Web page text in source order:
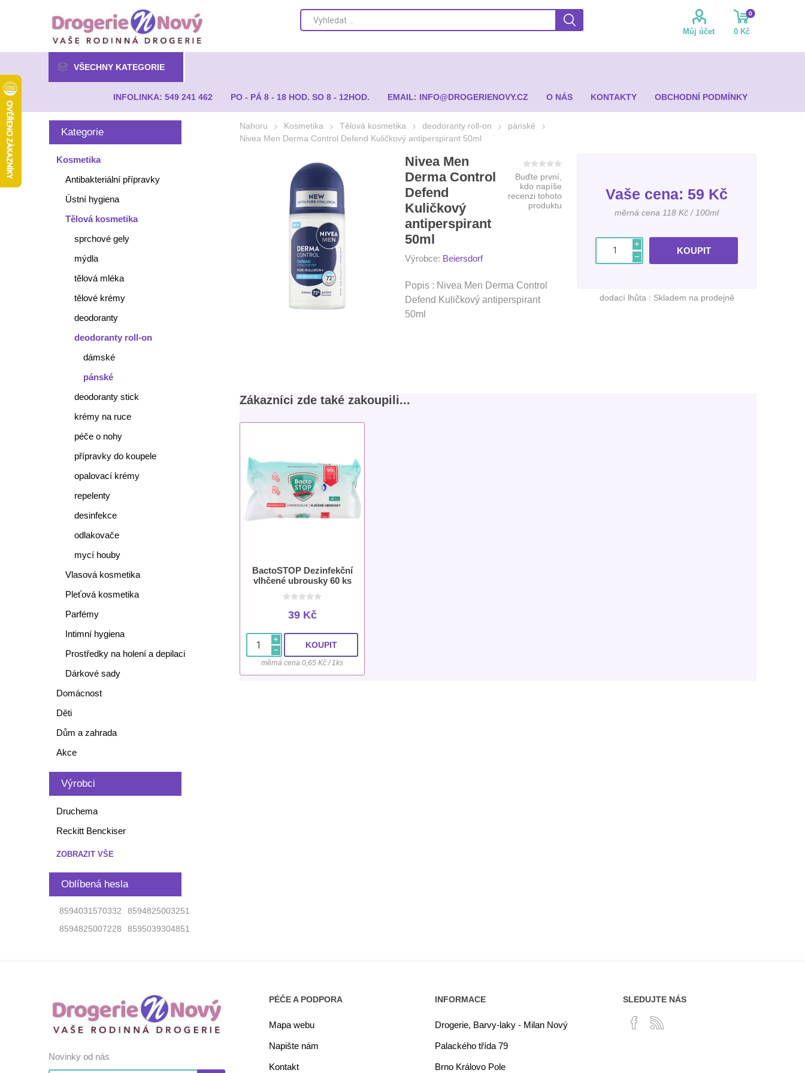
Můj účet
0
0 Kč
VŠECHNY KATEGORIE
INFOLINKA: 549 241 462 PO - PÁ 8 - 18 HOD. SO 8 - 12HOD. EMAIL: INFO@DROGERIENOVY.CZ O NÁS KONTAKTY OBCHODNÍ PODMÍNKY
Nahoru Kosmetika Tělová kosmetika deodoranty roll-on
pánské
Nivea Men Derma Control Defend Kuličkový antiperspirant 50ml
Nivea Men
Derma Control
Defend
Kuličkový
antiperspirant
50ml
Výrobce: Beiersdorf
Buďte první,
kdo napíše
recenzi tohoto
produktu
Popis : Nivea Men Derma Control
Defend Kuličkový antiperspirant
50ml
Vaše cena: 59 Kč
měrná cena 118 Kč / 100ml
i
h
dodací lhůta : Skladem na prodejně
Zákazníci zde také zakoupili...
BactoSTOP Dezinfekční
vlhčené ubrousky 60 ks
39 Kč
i
h
měrná cena 0,65 Kč / 1ks
Kategorie
Kosmetika
Antibakteriální přípravky
Ústní hygiena
Tělová kosmetika
sprchové gely
mýdla
tělová mléka
tělové krémy
deodoranty
deodoranty roll-on
dámské
pánské
deodoranty stick
krémy na ruce
péče o nohy
přípravky do koupele
opalovací krémy
repelenty
desinfekce
odlakovače
mycí houby
Vlasová kosmetika
Pleťová kosmetika
Parfémy
Intimní hygiena
Prostředky na holení a depilaci
Dárkové sady
Domácnost
Děti
Dům a zahrada
Akce
Výrobci
Druchema
Reckitt Benckiser
ZOBRAZIT VŠE
Oblíbená hesla
8594031570332
8594825003251
8594825007228
8595039304851
Novinky od nás
PÉČE A PODPORA
Mapa webu
Napište nám
Kontakt
INFORMACE
Drogerie, Barvy-laky - Milan Nový
Palackého třída 79
Brno Královo Pole
SLEDUJTE NÁS